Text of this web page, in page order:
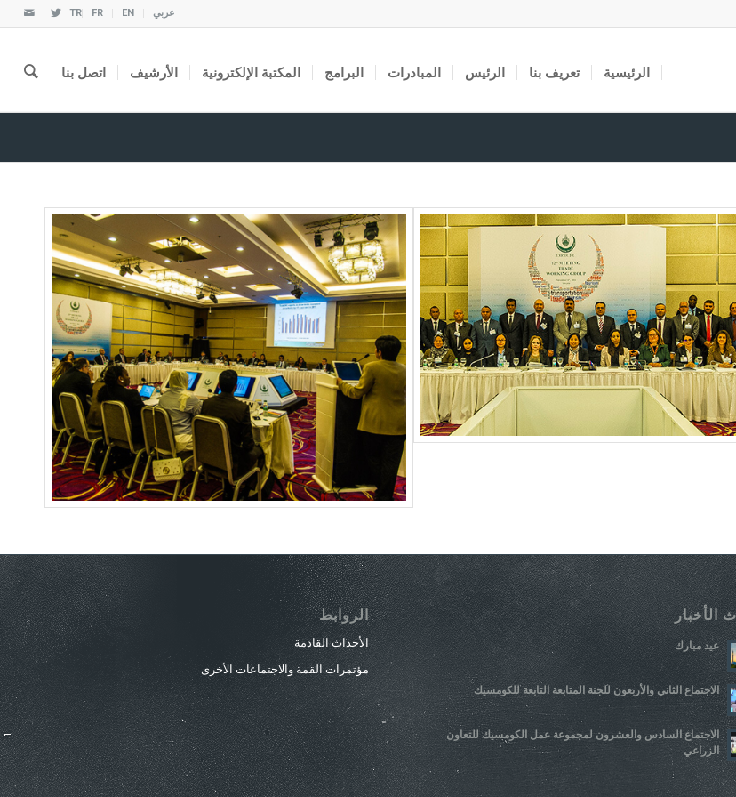
عربي EN
FR
TR
الرئيسية تعريف بنا الرئيس المبادرات البرامج المكتبة الإلكترونية الأرشيف اتصل بنا
الأخبار
عيد مبارك
الاجتماع الثاني والأربعون للجنة المتابعة التابعة للكومسيك
الاجتماع السادس والعشرون لمجموعة عمل الكومسيك للتعاون
الزراعي
الروابط
الأحداث القادمة
مؤتمرات القمة والاجتماعات الأخرى